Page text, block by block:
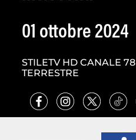
01 ottobre 2024
STILETV HD CANALE
TERRESTRE